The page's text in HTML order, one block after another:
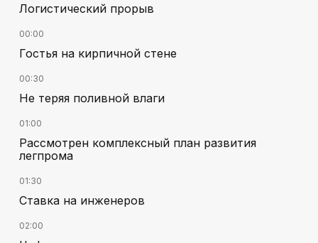
Логистический прорыв
00:00
Гостья на кирпичной стене
00:30
Не теряя поливной влаги
01:00
Рассмотрен комплексный план развития
легпрома
01:30
Ставка на инженеров
02:00